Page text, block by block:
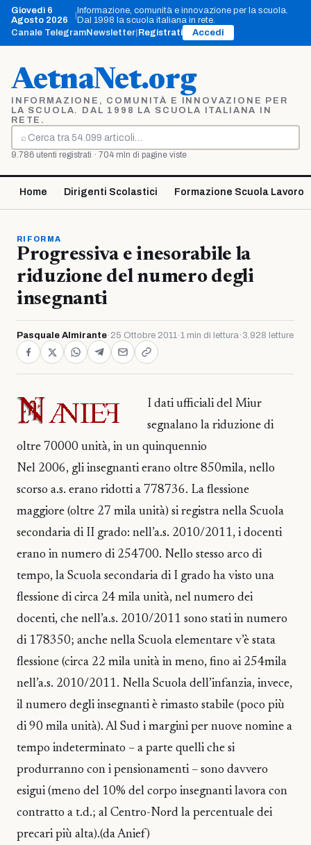
Vai
contenuto
Giovedì 6
Agosto 2026
Informazione, comunità e innovazione per la scuola.
Dal 1998 la scuola italiana in rete.
Canale TelegramNewsletter Registrati Accedi
AetnaNet.org
INFORMAZIONE, COMUNITÀ E INNOVAZIONE PER
LA SCUOLA. DAL 1998 LA SCUOLA ITALIANA IN
RETE.
⌕
Cerca
9.786 utenti registrati · 704 mln di pagine viste
Home Dirigenti Scolastici Formazione Scuola Lavoro
RIFORMA
Progressiva e inesorabile la
riduzione del numero degli
insegnanti
Pasquale Almirante· 25 Ottobre 2011·1 min di lettura· 3.928 letture
I dati ufficiali del Miur
segnalano la riduzione di
oltre 70000 unità, in un quinquennio
Nel 2006, gli insegnanti erano oltre 850mila, nello
scorso a.s. erano ridotti a 778736. La flessione
maggiore (oltre 27 mila unità) si registra nella Scuola
secondaria di II grado: nell’a.s. 2010/2011, i docenti
erano in numero di 254700. Nello stesso arco di
tempo, la Scuola secondaria di I grado ha visto una
flessione di circa 24 mila unità, nel numero dei
docenti, che nell’a.s. 2010/2011 sono stati in numero
di 178350; anche nella Scuola elementare v’è stata
flessione (circa 22 mila unità in meno, fino ai 254mila
nell’a.s. 2010/2011. Nella Scuola dell’infanzia, invece,
il numero degli insegnanti è rimasto stabile (poco più
di 90 mila unità). Al Sud i margini per nuove nomine a
tempo indeterminato – a parte quelli che si
produrranno con i pensionamenti – sono davvero
esigui (meno del 10% del corpo insegnanti lavora con
contratto a t.d.; al Centro-Nord la percentuale dei
precari più alta).(da Anief)